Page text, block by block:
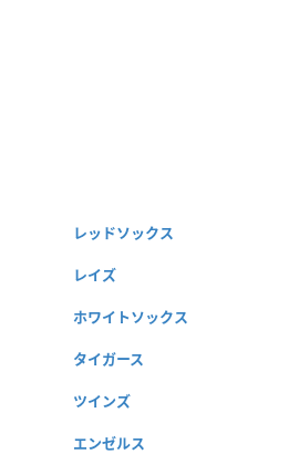
レッドソックス
レイズ
ホワイトソックス
タイガース
ツインズ
エンゼルス